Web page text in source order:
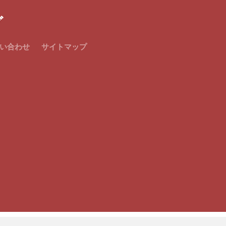
合わせ サイトマップ